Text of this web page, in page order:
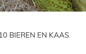
BIEREN EN KAAS